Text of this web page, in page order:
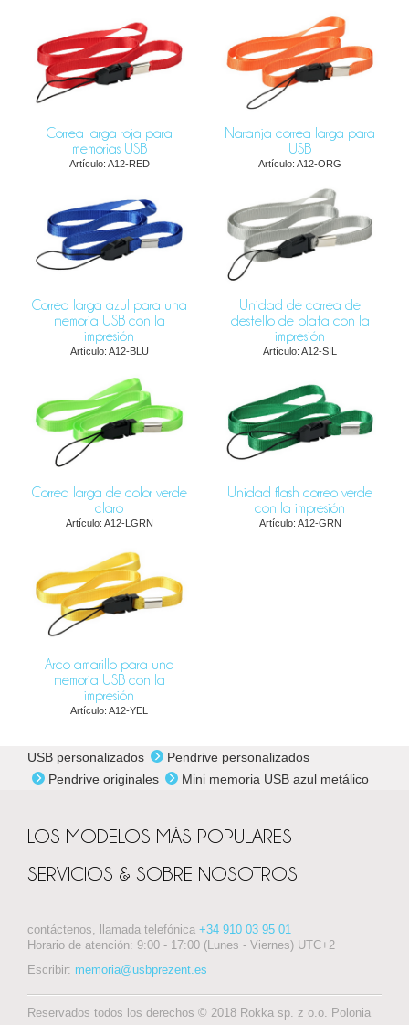
Correa larga roja para
memorias USB
Artículo: A12-RED
Naranja correa larga para
USB
Artículo: A12-ORG
Correa larga azul para una
memoria USB con la
impresión
Artículo: A12-BLU
Unidad de correa de
destello de plata con la
impresión
Artículo: A12-SIL
Correa larga de color verde
claro
Artículo: A12-LGRN
Unidad flash correo verde
con la impresión
Artículo: A12-GRN
Arco amarillo para una
memoria USB con la
impresión
Artículo: A12-YEL
USB personalizados
Pendrive personalizados
Pendrive originales
Mini memoria USB azul metálico
LOS MODELOS MÁS POPULARES
SERVICIOS & SOBRE NOSOTROS
contáctenos, llamada telefónica +34 910 03 95 01
Horario de atención: 9:00 - 17:00 (Lunes - Viernes) UTC+2
Escribir: memoria@usbprezent.es
Reservados todos los derechos © 2018 Rokka sp. z o.o. Polonia